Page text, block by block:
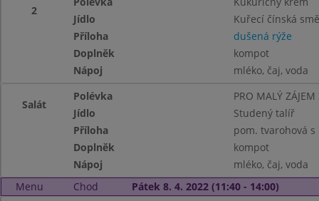
2
Jídlo
Kuřecí čínská
Příloha
dušená rýže
Doplněk
kompot
Nápoj
mléko, čaj, voda
Salát
Polévka
PRO MALÝ
Jídlo
Studený talíř
Příloha
pom. tvarohová
Doplněk
kompot
Nápoj
mléko, čaj, voda
Menu
Chod Pátek 8. 4. 2022 (11:40 - 14:00)